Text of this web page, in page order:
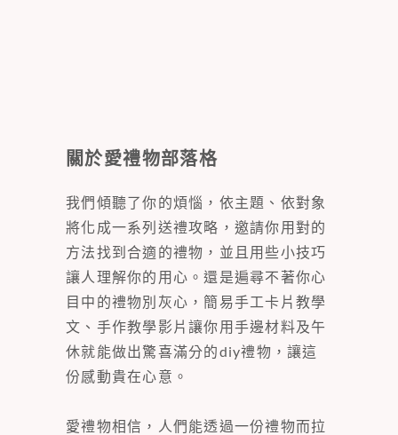
關於愛禮物部落格
我們傾聽了你的煩惱，依主題、依對象
將化成一系列送禮攻略，邀請你用對的
方法找到合適的禮物，並且用些小技巧
讓人理解你的用心。還是遍尋不著你心
目中的禮物別灰心，簡易手工卡片教學
文、手作教學影片讓你用手邊材料及午
休就能做出驚喜滿分的diy禮物，讓這
份感動貴在心意。
愛禮物相信，人們能透過一份禮物而拉